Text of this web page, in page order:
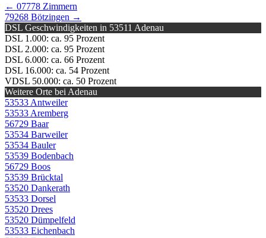
← 07778 Zimmern
79268 Bötzingen →
DSL Geschwindigkeiten in 53511 Adenau
DSL 1.000: ca. 95 Prozent
DSL 2.000: ca. 95 Prozent
DSL 6.000: ca. 66 Prozent
DSL 16.000: ca. 54 Prozent
VDSL 50.000: ca. 50 Prozent
Weitere Orte bei Adenau
53533 Antweiler
53533 Aremberg
56729 Baar
53534 Barweiler
53534 Bauler
53539 Bodenbach
56729 Boos
53539 Brücktal
53520 Dankerath
53533 Dorsel
53520 Drees
53520 Dümpelfeld
53533 Eichenbach